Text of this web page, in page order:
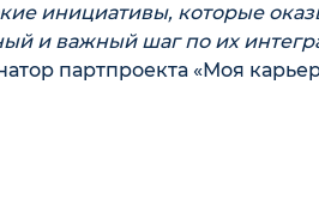
инициативы, которые
и важный шаг по их
партпроекта «Моя